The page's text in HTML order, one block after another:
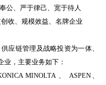
、严于律己、宽于待人
收、规模效益、名牌企业
应链管理及战略投资为一体、
业，主要业务如下：
MINOLTA ASPEN